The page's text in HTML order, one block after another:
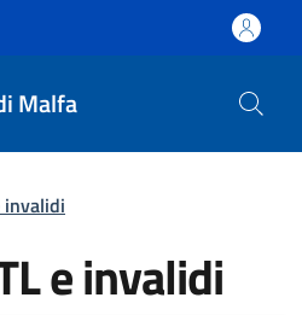
Malfa
invalidi
e invalidi